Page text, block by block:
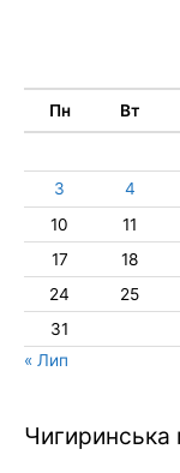
Пн Вт
3
4
10
11
17
18
24
25
31
« Лип
Чигиринська